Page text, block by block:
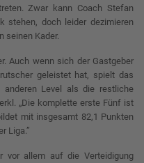
Zwar kann Coach Stefan
stehen, doch leider dezimieren
seinen Kader.
Auch wenn sich der Gastgeber
geleistet hat, spielt das
Level als die restliche
„Die komplette erste Fünf ist
mit insgesamt 82,1 Punkten
Liga.”
vor allem auf die Verteidigung